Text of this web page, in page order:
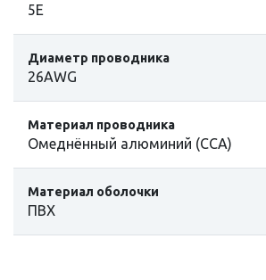
5E
Диаметр проводника
26AWG
Материал проводника
Омеднённый алюминий (CCA)
Материал оболочки
ПВХ